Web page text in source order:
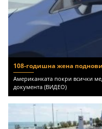
108-годишна жена
Американката покри всички
документа (ВИДЕО)